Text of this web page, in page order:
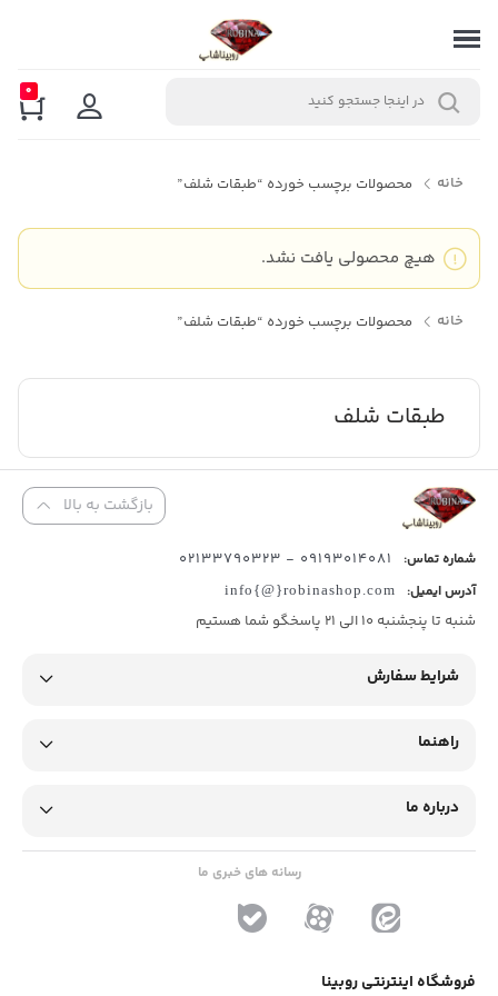
0
خانه محصولات برچسب خورده “طبقات شلف”
هیچ محصولی یافت نشد.
خانه محصولات برچسب خورده “طبقات شلف”
طبقات شلف
بازگشت به بالا
شماره تماس: 09193014081 - 02133790323
آدرس ایمیل: info{@}robinashop.com
شنبه تا پنجشنبه 10 الی 21 پاسخگو شما هستیم
شرایط سفارش
راهنما
درباره ما
رسانه های خبری ما
فروشگاه اینترنتی روبینا